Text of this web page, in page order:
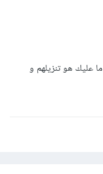
هو تنزيلهم و